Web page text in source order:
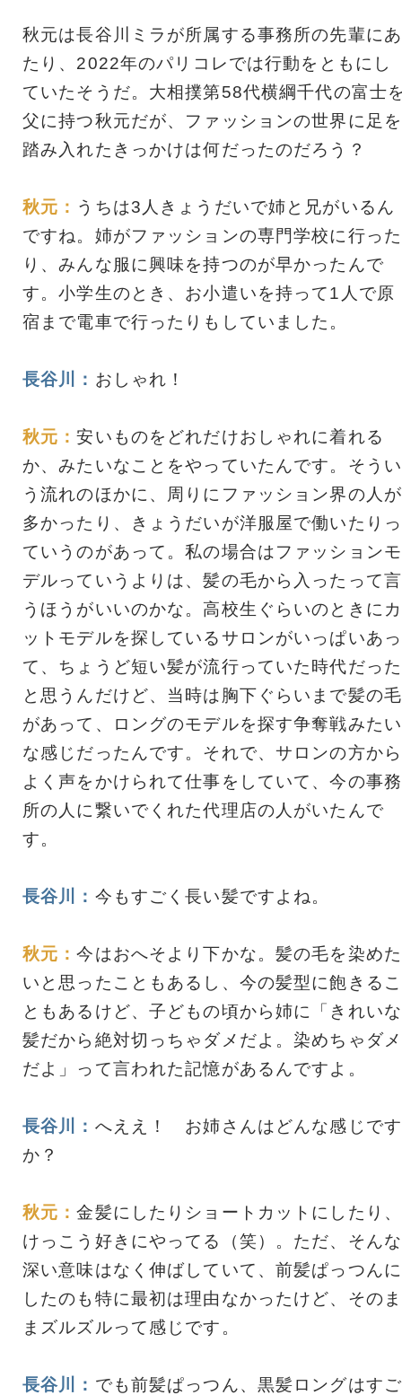
秋元は長谷川ミラが所属する事務所の先輩にあ
たり、2022年のパリコレでは行動をともにし
ていたそうだ。大相撲第58代横綱千代の富士
父に持つ秋元だが、ファッションの世界に足を
踏み入れたきっかけは何だったのだろう？
秋元： うちは3人きょうだいで姉と兄がいるん
ですね。姉がファッションの専門学校に行った
り、みんな服に興味を持つのが早かったんで
す。小学生のとき、お小遣いを持って1人で原
宿まで電車で行ったりもしていました。
長谷川： おしゃれ！
秋元：安いものをどれだけおしゃれに着れる
か、みたいなことをやっていたんです。そうい
う流れのほかに、周りにファッション界の人が
多かったり、きょうだいが洋服屋で働いたりっ
ていうのがあって。私の場合はファッションモ
デルっていうよりは、髪の毛から入ったって言
うほうがいいのかな。高校生ぐらいのときにカ
ットモデルを探しているサロンがいっぱいあっ
て、ちょうど短い髪が流行っていた時代だった
と思うんだけど、当時は胸下ぐらいまで髪の毛
があって、ロングのモデルを探す争奪戦みたい
な感じだったんです。それで、サロンの方から
よく声をかけられて仕事をしていて、今の事務
所の人に繋いでくれた代理店の人がいたんで
す。
長谷川： 今もすごく長い髪ですよね。
秋元：今はおへそより下かな。髪の毛を染めた
いと思ったこともあるし、今の髪型に飽きるこ
ともあるけど、子どもの頃から姉に「きれいな
髪だから絶対切っちゃダメだよ。染めちゃダメ
だよ」って言われた記憶があるんですよ。
長谷川： へええ！ お姉さんはどんな感じです
か？
秋元：金髪にしたりショートカットにしたり、
けっこう好きにやってる（笑）。ただ、そんな
深い意味はなく伸ばしていて、前髪ぱっつんに
したのも特に最初は理由なかったけど、そのま
まズルズルって感じです。
長谷川： でも前髪ぱっつん、黒髪ロングはすご